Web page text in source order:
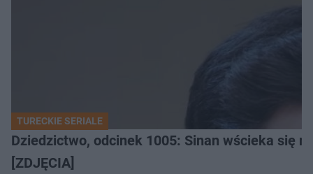
TURECKIE SERIALE
Dziedzictwo, odcinek 1005: Sinan wścieka się
[ZDJĘCIA]